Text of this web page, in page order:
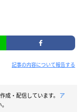
記事の内容について報告する
成・配信しています。 ア